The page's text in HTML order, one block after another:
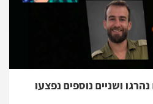
ושניים נוספים נפצעו